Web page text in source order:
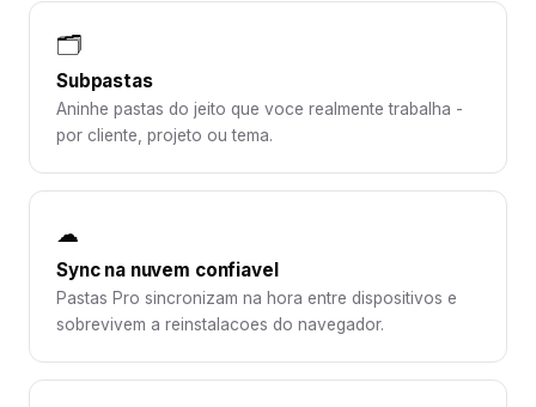
🗂️
Subpastas
Aninhe pastas do jeito que voce realmente trabalha -
por cliente, projeto ou tema.
☁
Sync na nuvem confiavel
Pastas Pro sincronizam na hora entre dispositivos e
sobrevivem a reinstalacoes do navegador.